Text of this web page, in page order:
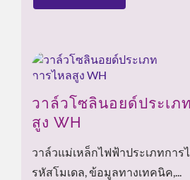
วาล์วโซลินอยด์ประเภ
สูง WH
วาล์วแม่เหล็กไฟฟ้าประเภทการ
รหัสโมเดล, ข้อมูลทางเทคนิค,...